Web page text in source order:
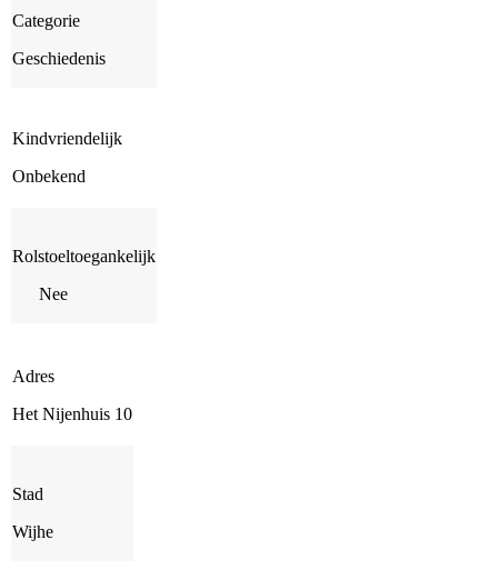
Categorie
Geschiedenis
Kindvriendelijk
Onbekend
Rolstoeltoegankelijk
Nee
Adres
Het Nijenhuis 10
Stad
Wijhe